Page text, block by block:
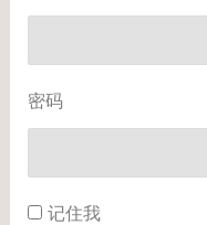
密码
记住我